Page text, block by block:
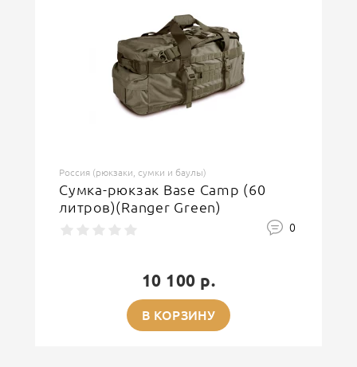
Россия (рюкзаки, сумки и баулы)
Сумка-рюкзак Base Camp (60
литров)(Ranger Green)
0
10 100 р.
В КОРЗИНУ